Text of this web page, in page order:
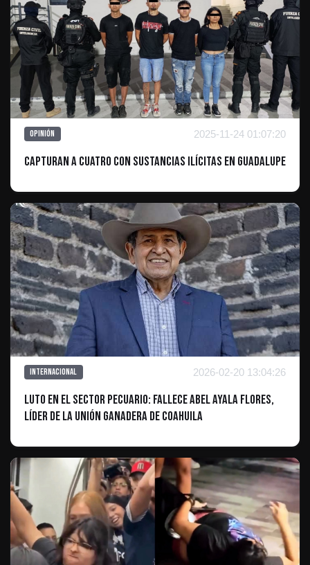
Opinión 2025-11-24 01:07:20
Capturan a Cuatro con Sustancias Ilícitas en Guadalupe
Internacional 2026-02-20 13:04:26
Luto en el sector pecuario: Fallece Abel Ayala Flores,
líder de la Unión Ganadera de Coahuila